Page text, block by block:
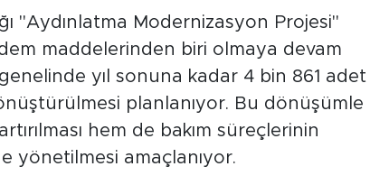
"Aydınlatma Modernizasyon Projesi"
maddelerinden biri olmaya devam
yıl sonuna kadar 4 bin 861 adet
planlanıyor. Bu dönüşümle
hem de bakım süreçlerinin
yönetilmesi amaçlanıyor.